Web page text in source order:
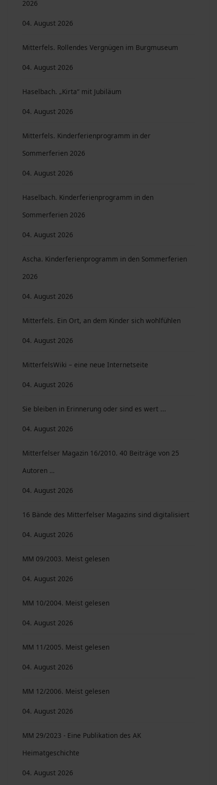
2026
04. August 2026
Mitterfels. Rollendes Vergnügen im Burgmuseum
04. August 2026
Haselbach. „Kirta“ mit Jubiläum
04. August 2026
Mitterfels. Kinderferienprogramm in der
Sommerferien 2026
04. August 2026
Haselbach. Kinderferienprogramm in den
Sommerferien 2026
04. August 2026
Ascha. Kinderferienprogramm in den Sommerferien
2026
04. August 2026
Mitterfels. Ein Ort, an dem Kinder sich wohlfühlen
04. August 2026
MitterfelsWiki – eine neue Internetseite
04. August 2026
Sie bleiben in Erinnerung oder sind es wert ...
04. August 2026
Mitterfelser Magazin 16/2010. 40 Beiträge von 25
Autoren …
04. August 2026
16 Bände des Mitterfelser Magazins sind digitalisiert
04. August 2026
MM 09/2003. Meist gelesen
04. August 2026
MM 10/2004. Meist gelesen
04. August 2026
MM 11/2005. Meist gelesen
04. August 2026
MM 12/2006. Meist gelesen
04. August 2026
MM 29/2023 - Eine Publikation des AK
Heimatgeschichte
04. August 2026